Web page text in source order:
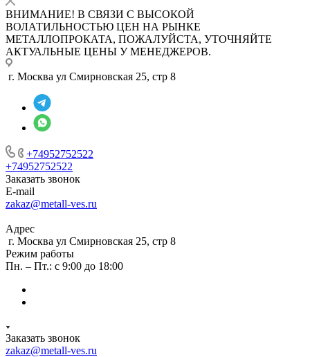
ВНИМАНИЕ! В СВЯЗИ С ВЫСОКОЙ
ВОЛАТИЛЬНОСТЬЮ ЦЕН НА РЫНКЕ
МЕТАЛЛОПРОКАТА, ПОЖАЛУЙСТА, УТОЧНЯЙТЕ
АКТУАЛЬНЫЕ ЦЕНЫ У МЕНЕДЖЕРОВ.
г. Москва ул Смирновская 25, стр 8
+74952752522
+74952752522
Заказать звонок
E-mail
zakaz@metall-ves.ru
Адрес
г. Москва ул Смирновская 25, стр 8
Режим работы
Пн. – Пт.: с 9:00 до 18:00
Заказать звонок
zakaz@metall-ves.ru